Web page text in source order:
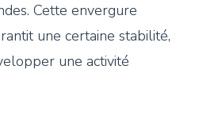
Cette envergure
une certaine stabilité,
une activité